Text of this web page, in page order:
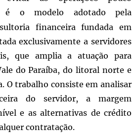
é o modelo adotado pela
financeira fundada em
exclusivamente a servidores
que amplia a atuação para
do Paraíba, do litoral norte e
O trabalho consiste em analisar
do servidor, a margem
e as alternativas de crédito
contratação.